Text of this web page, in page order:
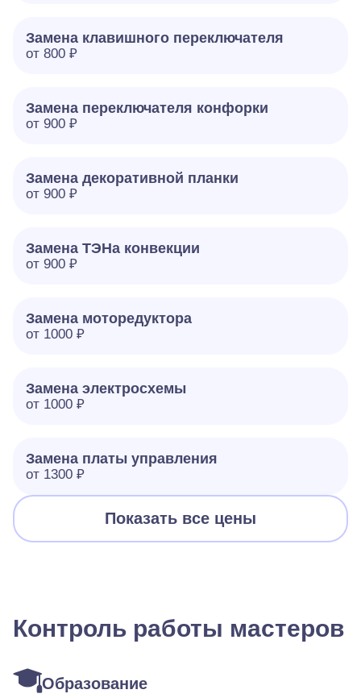
Замена клавишного переключателя
от 800 ₽
Замена переключателя конфорки
от 900 ₽
Замена декоративной планки
от 900 ₽
Замена ТЭНа конвекции
от 900 ₽
Замена моторедуктора
от 1000 ₽
Замена электросхемы
от 1000 ₽
Замена платы управления
от 1300 ₽
Показать все цены
Контроль работы мастеров
Образование